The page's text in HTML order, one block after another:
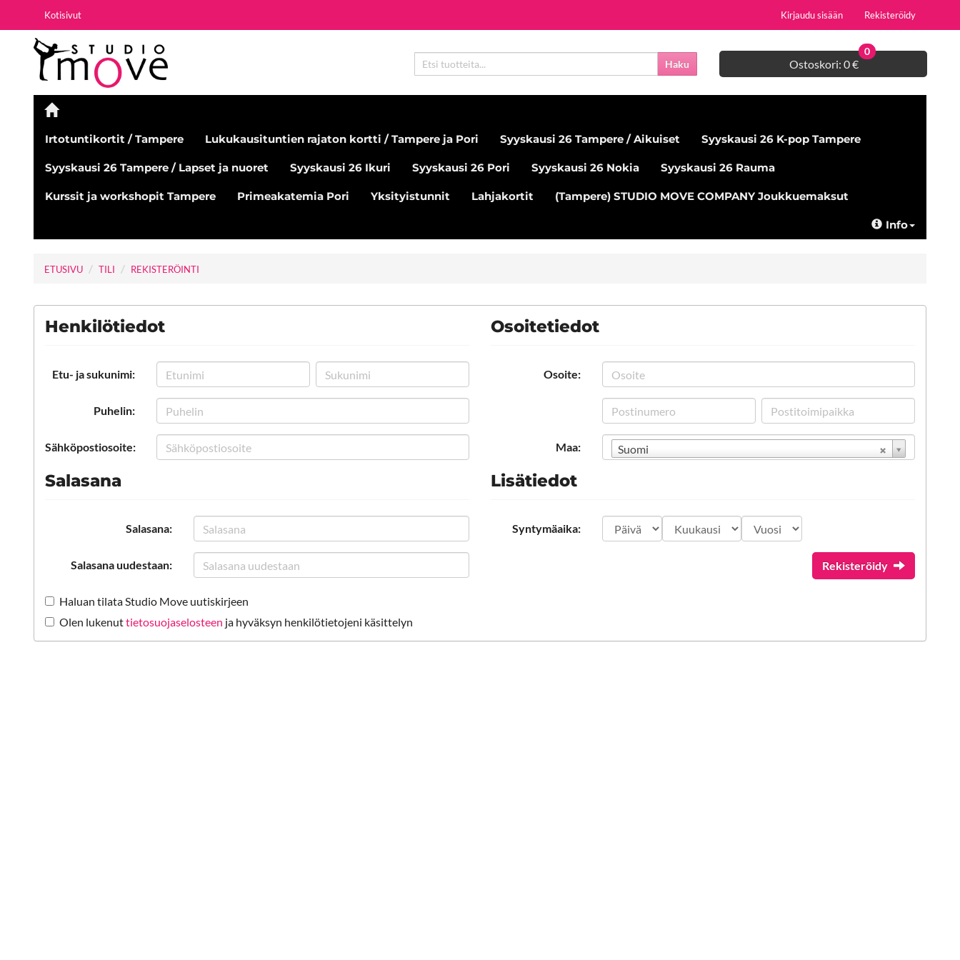
Kotisivut Kirjaudu sisään Rekisteröidy
Haku Ostoskori: 0 €
0
Irtotuntikortit / Tampere Lukukausituntien rajaton kortti / Tampere ja Pori Syyskausi 26 Tampere / Aikuiset Syyskausi 26 K-pop Tampere
Syyskausi 26 Tampere / Lapset ja nuoret Syyskausi 26 Ikuri Syyskausi 26 Pori Syyskausi 26 Nokia Syyskausi 26 Rauma
Kurssit ja workshopit Tampere Primeakatemia Pori Yksityistunnit Lahjakortit (Tampere) STUDIO MOVE COMPANY Joukkuemaksut
Info
ETUSIVU TILI REKISTERÖINTI
Henkilötiedot
Etu- ja sukunimi:
Puhelin:
Sähköpostiosoite:
Salasana
Salasana:
Salasana uudestaan:
Osoitetiedot
Osoite:
Maa: Suomi
Lisätiedot
Syntymäaika:
Rekisteröidy
Haluan tilata Studio Move uutiskirjeen
Olen lukenuttietosuojaselosteen ja hyväksyn henkilötietojeni käsittelyn